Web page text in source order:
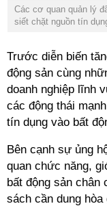
Các cơ quan quản lý
siết chặt nguồn tín
Trước diễn biến
động sản cùng
doanh nghiệp lĩnh
các động thái
tín dụng vào bất
Bên cạnh sự ủng
quan chức năng,
bất động sản chân
sách cần dung